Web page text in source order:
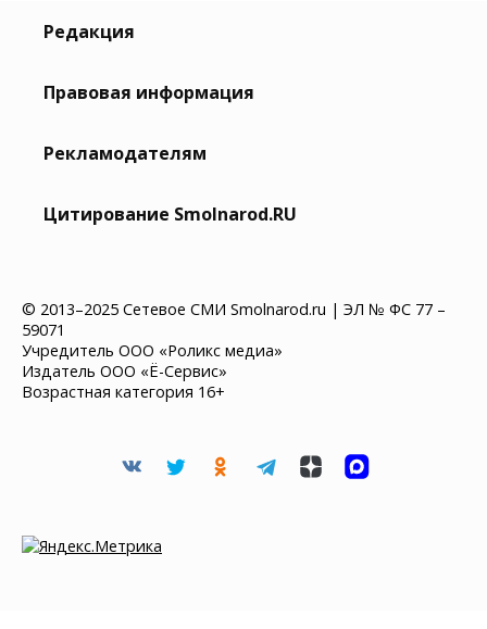
Редакция
Правовая информация
Рекламодателям
Цитирование Smolnarod.RU
© 2013–2025 Сетевое СМИ Smolnarod.ru | ЭЛ № ФС 77 –
59071
Учредитель ООО «Роликс медиа»
Издатель ООО «Ё-Сервис»
Возрастная категория 16+